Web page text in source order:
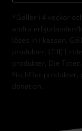
*Gäller i 4 veckor
andra
löses in i kassan.
produkter, (Till)
produkter, Die
Fischfilet-
donation.